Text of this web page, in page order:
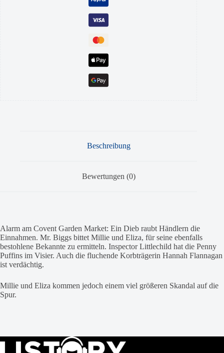
Beschreibung
Bewertungen (0)
Alarm am Covent Garden Market: Ein Dieb raubt Händlern die
Einnahmen. Mr. Biggs bittet Millie und Eliza, für seine ebenfalls
bestohlene Bekannte zu ermitteln. Inspector Littlechild hat die Penny
Puffins im Visier. Auch die fluchende Korbträgerin Hannah Flannagan
ist verdächtig.
Millie und Eliza kommen jedoch einem viel größeren Skandal auf die
Spur.